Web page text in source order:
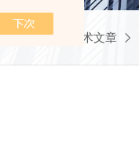
：首页 技术文章